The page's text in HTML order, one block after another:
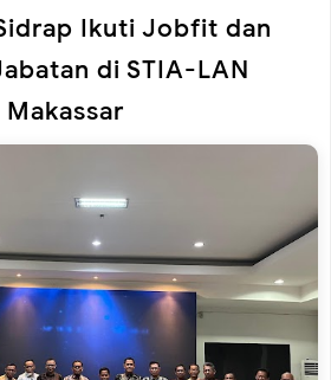
Ikuti Jobfit dan
di STIA-LAN
Makassar